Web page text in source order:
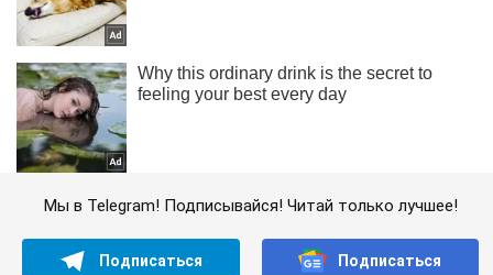
Мы в Telegram! Подписывайся! Читай только лучшее!
Подписаться Подписаться